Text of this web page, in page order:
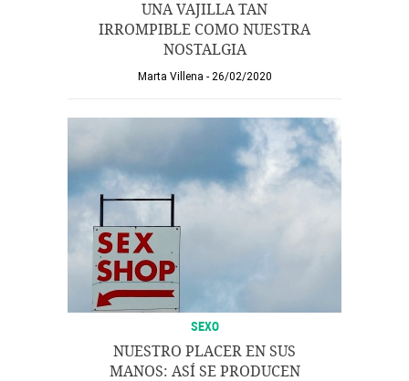
UNA VAJILLA TAN
IRROMPIBLE COMO NUESTRA
NOSTALGIA
Marta Villena 26/02/2020
SEXO
NUESTRO PLACER EN SUS
MANOS: ASÍ SE PRODUCEN